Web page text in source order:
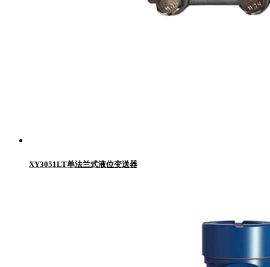
XY3051LT单法兰式液位变送器